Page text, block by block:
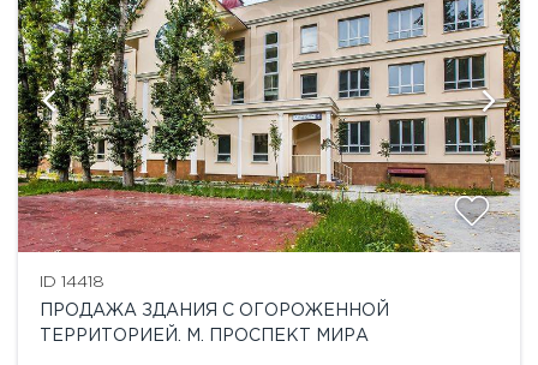
ID 14418
ПРОДАЖА ЗДАНИЯ С ОГОРОЖЕННОЙ
ТЕРРИТОРИЕЙ. М. ПРОСПЕКТ МИРА